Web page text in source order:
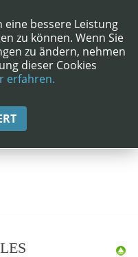
eine bessere Leistung
zu können. Wenn Sie
zu ändern, nehmen
dieser Cookies
erfahren.